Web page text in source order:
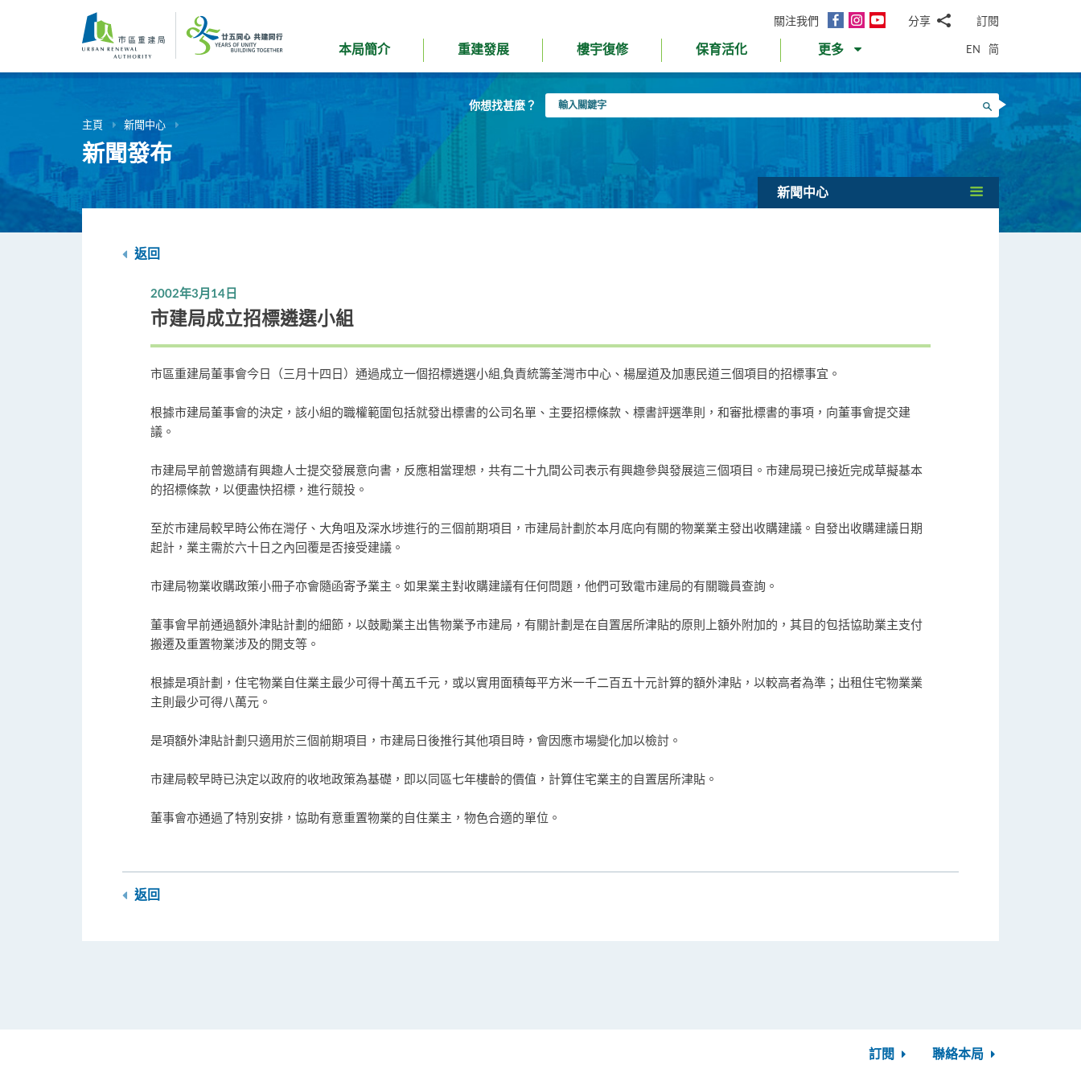
內
關注我們
面
InstagramYouTube分享
郵WhatsApp
微
信
面
書Twitter
LinkedIn
微
訂閱
本局簡介 重建發展 樓宇復修 保育活化 更多 EN 简
你想找甚麼？
入
搜尋
主頁 新聞中心
新聞發布
新聞中心
返回
2002年3月14日
市建局成立招標遴選小組
市區重建局董事會今日（三月十四日）通過成立一個招標遴選小組,負責統籌荃灣市中心、楊屋道及加惠民道三個項目的招標事宜。
根據市建局董事會的決定，該小組的職權範圍包括就發出標書的公司名單、主要招標條款、標書評選準則，和審批標書的事項，向董事會提交建
議。
市建局早前曾邀請有興趣人士提交發展意向書，反應相當理想，共有二十九間公司表示有興趣參與發展這三個項目。市建局現已接近完成草擬基本
的招標條款，以便盡快招標，進行競投。
至於市建局較早時公佈在灣仔、大角咀及深水埗進行的三個前期項目，市建局計劃於本月底向有關的物業業主發出收購建議。自發出收購建議日期
起計，業主需於六十日之內回覆是否接受建議。
市建局物業收購政策小冊子亦會隨函寄予業主。如果業主對收購建議有任何問題，他們可致電市建局的有關職員查詢。
董事會早前通過額外津貼計劃的細節，以鼓勵業主出售物業予市建局，有關計劃是在自置居所津貼的原則上額外附加的，其目的包括協助業主支付
搬遷及重置物業涉及的開支等。
根據是項計劃，住宅物業自住業主最少可得十萬五千元，或以實用面積每平方米一千二百五十元計算的額外津貼，以較高者為準；出租住宅物業業
主則最少可得八萬元。
是項額外津貼計劃只適用於三個前期項目，市建局日後推行其他項目時，會因應市場變化加以檢討。
市建局較早時已決定以政府的收地政策為基礎，即以同區七年樓齡的價值，計算住宅業主的自置居所津貼。
董事會亦通過了特別安排，協助有意重置物業的自住業主，物色合適的單位。
返回
訂閱 聯絡本局